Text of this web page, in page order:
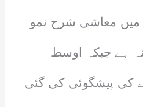
میں معاشی شرح نمو
ہے جبکہ اوسط
رہنے کی پیشگوئی کی گئی